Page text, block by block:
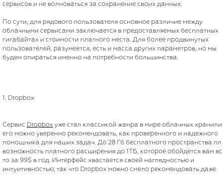
сервисов и не волноваться за сохранение своих данных.
По сути, для рядового пользователя основное различие между
облачными сервисами заключается в предоставляемых бесплатных
гигабайтах и стоимости платного места. Для более продвинутых
пользователей, разумеется, есть и масса других параметров, но мы
будем опираться именно на потребности большинства.
1. Dropbox
Сервис Dropbox уже стал классикой жанра в мире облачных
его можно уверенно рекомендовать, как проверенного и надежного
помощника для наших задач. До 28 Гб бесплатного пространства
возможность платного расширения до 1ТБ, которое обойдется вам
то за 99$ в год. Интерфейс хвастается своей наглядностью и
интуитивностью, так что Dropbox можно смело рекомендовать даже